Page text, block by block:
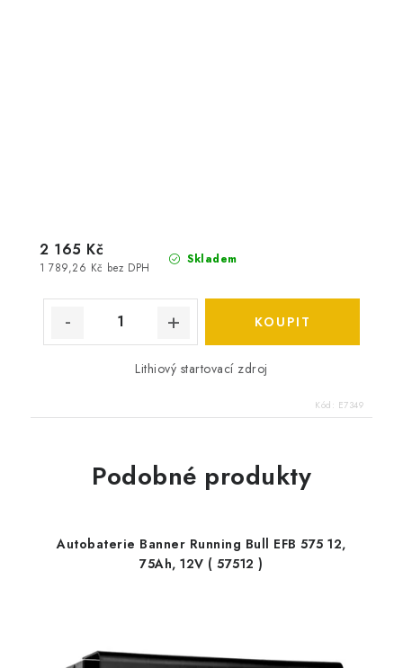
Skladem
1 789,26 Kč bez DPH
2 165 Kč
Lithiový startovací zdroj
Kód: E7349
Podobné produkty
Autobaterie Banner Running Bull EFB 575 12,
75Ah, 12V ( 57512 )